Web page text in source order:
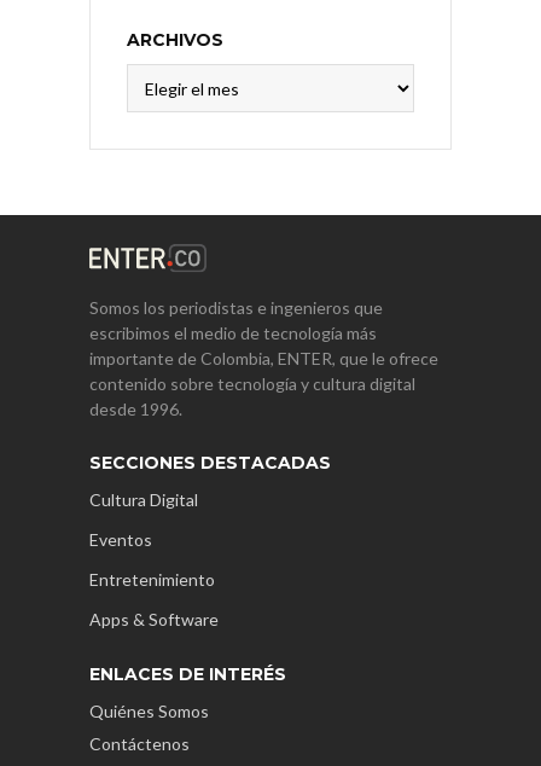
ARCHIVOS
Somos los periodistas e ingenieros que
escribimos el medio de tecnología más
importante de Colombia, ENTER, que le ofrece
contenido sobre tecnología y cultura digital
desde 1996.
SECCIONES DESTACADAS
Cultura Digital
Eventos
Entretenimiento
Apps & Software
ENLACES DE INTERÉS
Quiénes Somos
Contáctenos